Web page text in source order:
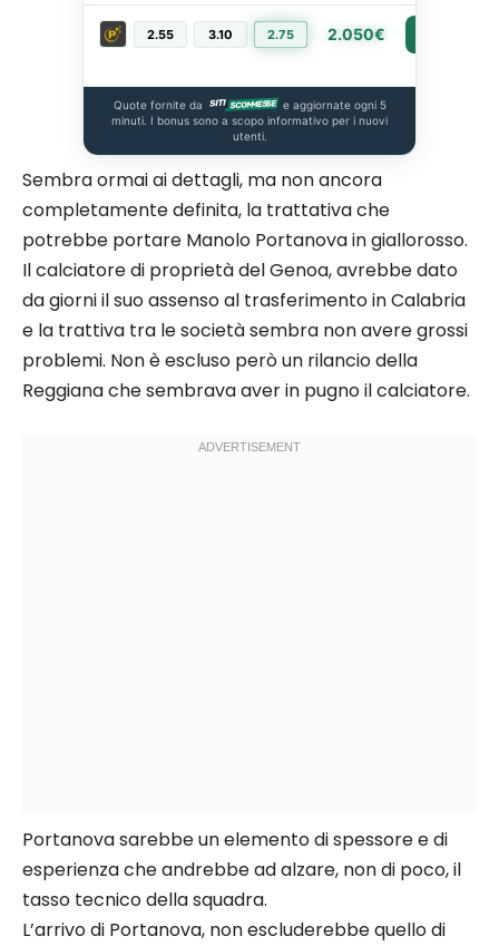
2.55 3.10 2.75 2.050€
Quote fornite da
e aggiornate ogni 5
minuti. I bonus sono a scopo informativo per i nuovi
utenti.
Sembra ormai ai dettagli, ma non ancora
completamente definita, la trattativa che
potrebbe portare Manolo Portanova in giallorosso.
Il calciatore di proprietà del Genoa, avrebbe dato
da giorni il suo assenso al trasferimento in Calabria
e la trattiva tra le società sembra non avere grossi
problemi. Non è escluso però un rilancio della
Reggiana che sembrava aver in pugno il calciatore.
Portanova sarebbe un elemento di spessore e di
esperienza che andrebbe ad alzare, non di poco, il
tasso tecnico della squadra.
L’arrivo di Portanova, non escluderebbe quello di